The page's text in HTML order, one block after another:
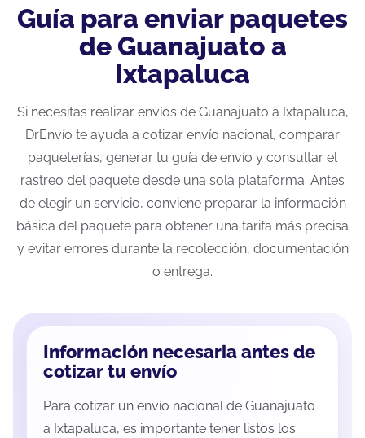
Guía para enviar paquetes
de Guanajuato a
Ixtapaluca
Si necesitas realizar envíos de Guanajuato a Ixtapaluca,
DrEnvío te ayuda a cotizar envío nacional, comparar
paqueterías, generar tu guía de envío y consultar el
rastreo del paquete desde una sola plataforma. Antes
de elegir un servicio, conviene preparar la información
básica del paquete para obtener una tarifa más precisa
y evitar errores durante la recolección, documentación
o entrega.
Información necesaria antes de
cotizar tu envío
Para cotizar un envío nacional de Guanajuato
a Ixtapaluca, es importante tener listos los